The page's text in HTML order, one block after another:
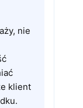
nie
klient